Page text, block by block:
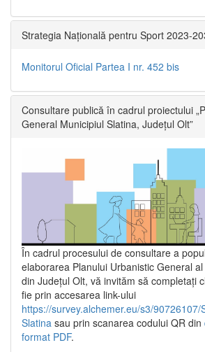
Strategia Națională pentru Sport 2023-
Monitorul Oficial Partea I nr. 452 bis
Consultare publică în cadrul proiectului
General Municipiul Slatina, Județul Olt”
În cadrul procesului de consultare a
elaborarea Planului Urbanistic General
din Județul Olt, vă invităm să completați
fie prin accesarea link-ului
https://survey.alchemer.eu/s3/90726107/
Slatina sau prin scanarea codului QR din
format PDF.